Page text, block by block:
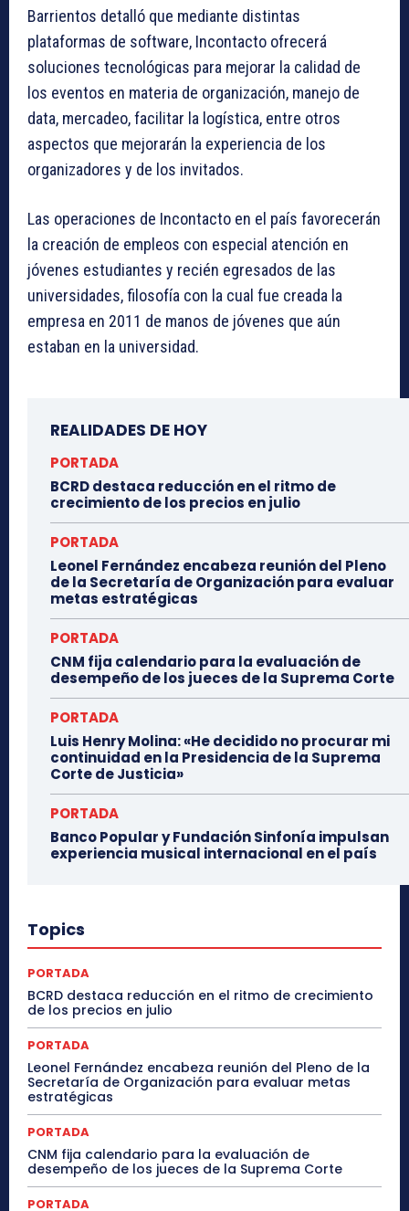
Barrientos detalló que mediante distintas
plataformas de software, Incontacto ofrecerá
soluciones tecnológicas para mejorar la calidad de
los eventos en materia de organización, manejo de
data, mercadeo, facilitar la logística, entre otros
aspectos que mejorarán la experiencia de los
organizadores y de los invitados.
Las operaciones de Incontacto en el país favorecerán
la creación de empleos con especial atención en
jóvenes estudiantes y recién egresados de las
universidades, filosofía con la cual fue creada la
empresa en 2011 de manos de jóvenes que aún
estaban en la universidad.
REALIDADES DE HOY
PORTADA
BCRD destaca reducción en el ritmo de
crecimiento de los precios en julio
PORTADA
Leonel Fernández encabeza reunión del Pleno
de la Secretaría de Organización para evaluar
metas estratégicas
PORTADA
CNM fija calendario para la evaluación de
desempeño de los jueces de la Suprema Corte
PORTADA
Luis Henry Molina: «He decidido no procurar mi
continuidad en la Presidencia de la Suprema
Corte de Justicia»
PORTADA
Banco Popular y Fundación Sinfonía impulsan
experiencia musical internacional en el país
Topics
PORTADA
BCRD destaca reducción en el ritmo de crecimiento
de los precios en julio
PORTADA
Leonel Fernández encabeza reunión del Pleno de la
Secretaría de Organización para evaluar metas
estratégicas
PORTADA
CNM fija calendario para la evaluación de
desempeño de los jueces de la Suprema Corte
PORTADA